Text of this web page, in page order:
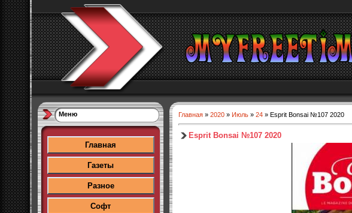
Меню
Главная
Газеты
Разное
Софт
Главная » 2020 » Июль » 24 » Esprit Bonsai №107 2020
Esprit Bonsai №107 2020